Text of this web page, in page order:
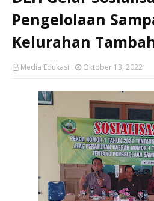
Pengelolaan
Kelurahan
Media Edukasi Oktober 13, 2022